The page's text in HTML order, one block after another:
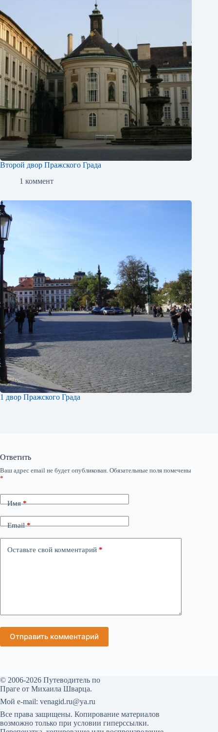
Второй двор Пражского Града
1 коммент
1 двор Пражского Града
Ответить
Ваш адрес email не будет опубликован. Обязательные поля помечены
*
Имя*
Email*
Оставьте свой комментарий *
Отправить комментарий
© 2006-2026 Путеводитель по
Праге от Михаила Шварца.
Мой е-mail: venagid.ru@ya.ru
Все права защищены. Копирование материалов
возможно только при условии гиперссылки.